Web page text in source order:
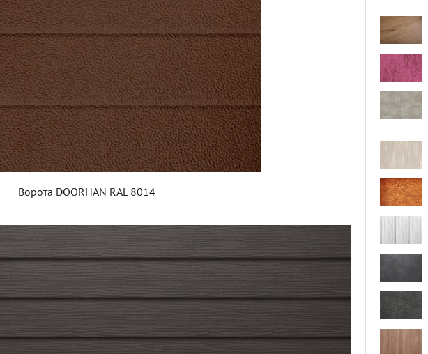
Ворота DOORHAN RAL 8014